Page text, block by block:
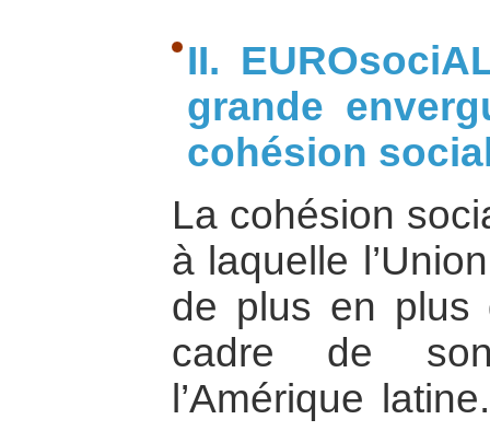
II.
grande
cohésion
La cohésion
à laquelle
de plus en plus
cadre de
l’Amérique